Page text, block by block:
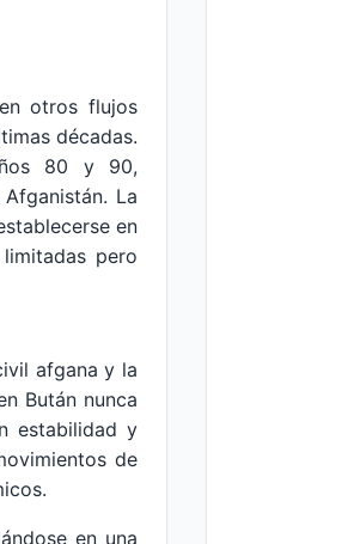
otros flujos
décadas.
80 y 90,
La
en
pero
afgana y la
Bután nunca
estabilidad y
de
en una